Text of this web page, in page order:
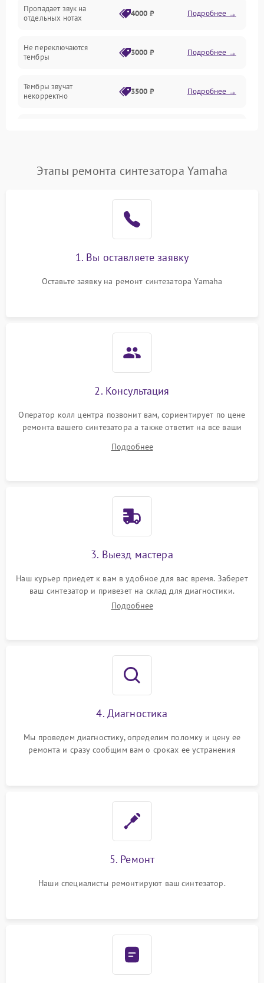
Оптика
Электроника
Пропадает звук на
отдельных нотах
4000 ₽ Подробнее →
Не переключаются
тембры
3000 ₽ Подробнее →
Тембры звучат
некорректно
3500 ₽ Подробнее →
Этапы ремонта синтезатора Yamaha
1. Вы оставляете заявку
Оставьте заявку на ремонт синтезатора Yamaha
2. Консультация
Оператор колл центра позвонит вам, сориентирует по цене
ремонта вашего синтезатора а также ответит на все ваши
Подробнее
3. Выезд мастера
Наш курьер приедет к вам в удобное для вас время. Заберет
ваш синтезатор и привезет на склад для диагностики.
Подробнее
4. Диагностика
Мы проведем диагностику, определим поломку и цену ее
ремонта и сразу сообщим вам о сроках ее устранения
5. Ремонт
Наши специалисты ремонтируют ваш синтезатор.